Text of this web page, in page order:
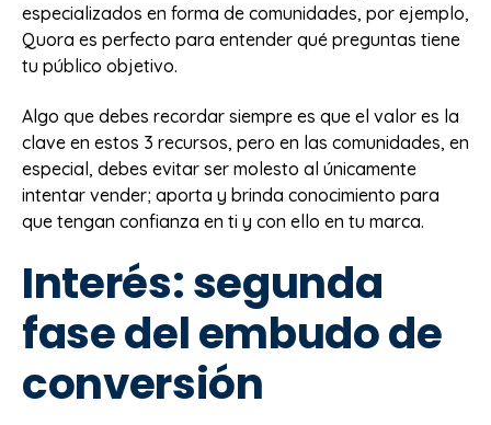
especializados en forma de comunidades, por ejemplo,
Quora es perfecto para entender qué preguntas tiene
tu público objetivo.
Algo que debes recordar siempre es que el valor es la
clave en estos 3 recursos, pero en las comunidades, en
especial, debes evitar ser molesto al únicamente
intentar vender; aporta y brinda conocimiento para
que tengan confianza en ti y con ello en tu marca.
Interés: segunda
fase del embudo de
conversión